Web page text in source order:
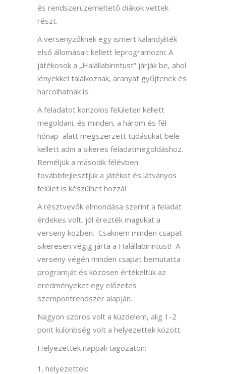
és rendszerüzemeltető diákok vettek
részt.
A versenyzőknek egy ismert kalandjáték
első állomásait kellett leprogramozni: A
játékosok a „Halállabirintust” járják be, ahol
lényekkel találkoznak, aranyat gyűjtenek és
harcolhatnak is.
A feladatot konzolos felületen kellett
megoldani, és minden, a három és fél
hónap alatt megszerzett tudásukat bele
kellett adni a sikeres feladatmegoldáshoz.
Reméljük a második félévben
továbbfejlesztjük a játékot és látványos
felület is készülhet hozzá!
A résztvevők elmondása szerint a feladat
érdekes volt, jól érezték magukat a
verseny közben. Csaknem minden csapat
sikeresen végig járta a Halállabirintust! A
verseny végén minden csapat bemutatta
programját és közösen értékeltük az
eredményeket egy előzetes
szempontrendszer alapján.
Nagyon szoros volt a küzdelem, alig 1-2
pont különbség volt a helyezettek között.
Helyezettek nappali tagozaton:
helyezettek: